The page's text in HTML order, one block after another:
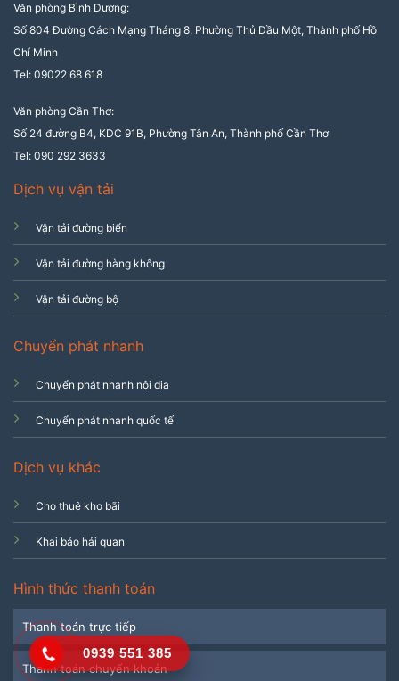
Văn phòng Bình Dương:
Số 804 Đường Cách Mạng Tháng 8, Phường Thủ Dầu Một, Thành phố Hồ
Chí Minh
Tel: 09022 68 618
Văn phòng Cần Thơ:
Số 24 đường B4, KDC 91B, Phường Tân An, Thành phố Cần Thơ
Tel: 090 292 3633
Dịch vụ vận tải
Vận tải đường biển
Vận tải đường hàng không
Vận tải đường bộ
Chuyển phát nhanh
Chuyển phát nhanh nội địa
Chuyển phát nhanh quốc tế
Dịch vụ khác
Cho thuê kho bãi
Khai báo hải quan
Hình thức thanh toán
Thanh toán trực tiếp
Thanh toán chuyển khoản
0939 551 385